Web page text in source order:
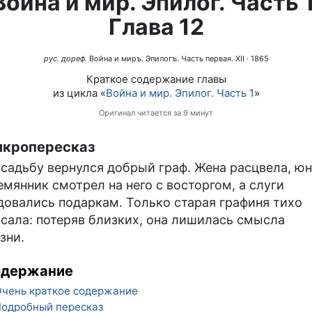
Глава 12
рус. дореф. Война и миръ. Эпилогъ. Часть первая. XII · 1865
Краткое содержание главы
из цикла «Война и мир. Эпилог. Часть 1»
Оригинал читается за 9 минут
вернулся добрый граф. Жена расцвела,
смотрел на него с восторгом, а слуги
подаркам. Только старая графиня тихо
потеряв близких, она лишилась смысла
краткое содержание
пересказ